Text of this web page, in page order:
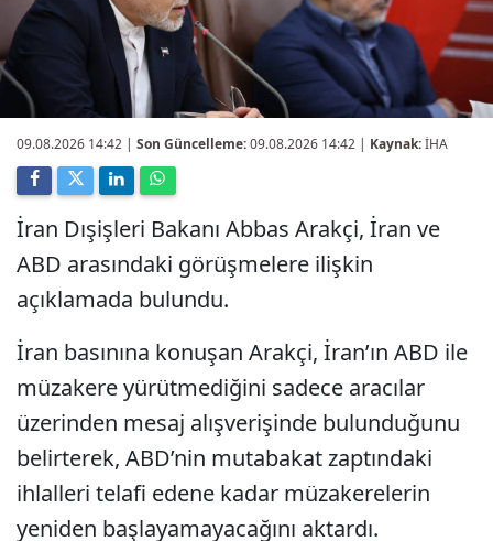
09.08.2026 14:42 | Son Güncelleme:09.08.2026 14:42 | Kaynak:İHA
İran Dışişleri Bakanı Abbas Arakçi, İran ve
ABD arasındaki görüşmelere ilişkin
açıklamada bulundu.
İran basınına konuşan Arakçi, İran’ın ABD ile
müzakere yürütmediğini sadece aracılar
üzerinden mesaj alışverişinde bulunduğunu
belirterek, ABD’nin mutabakat zaptındaki
ihlalleri telafi edene kadar müzakerelerin
yeniden başlayamayacağını aktardı.